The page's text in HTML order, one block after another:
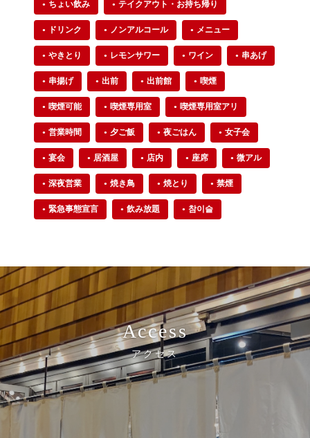
ちょい飲み テイクアウト・お持ち帰り
ドリンク ノンアルコール メニュー
やきとり レモンサワー ワイン 串あげ
串揚げ 出前 出前館 喫煙
喫煙可能 喫煙専用室 喫煙専用室アリ
営業時間 夕ご飯 夜ごはん 女子会
宴会 居酒屋 店内 座席 微アル
深夜営業 焼き鳥 焼とり 禁煙
緊急事態宣言 飲み放題 참이슬
Access
アクセス